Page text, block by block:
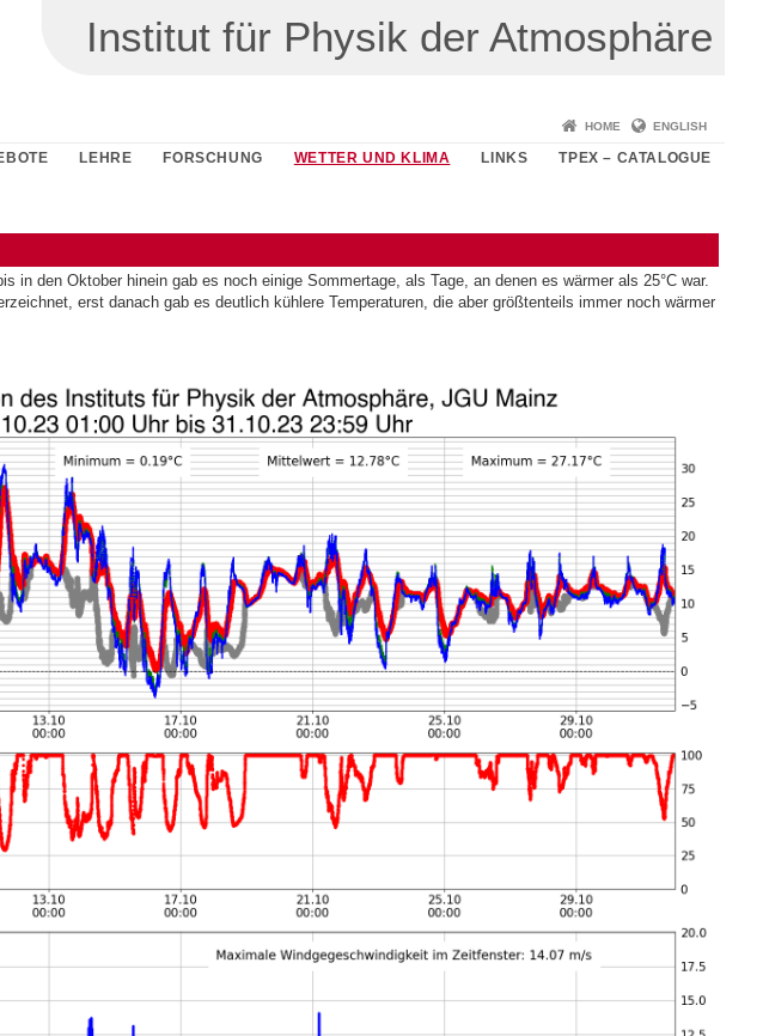
Institut für Physik der Atmosphäre
HOME ENGLISH
LEHRE FORSCHUNG WETTER UND KLIMA LINKS TPEX – CATALOGUE
in den Oktober hinein gab es noch einige Sommertage, als Tage, an denen es wärmer als 25°C war.
erst danach gab es deutlich kühlere Temperaturen, die aber größtenteils immer noch wärmer